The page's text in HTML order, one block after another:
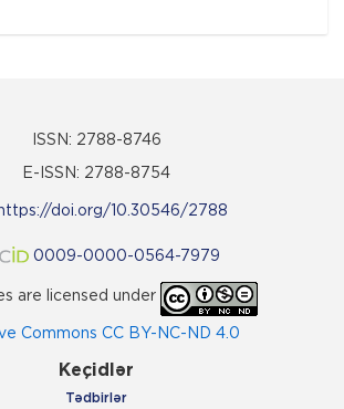
ISSN: 2788-8746
E-ISSN: 2788-8754
https://doi.org/10.30546/2788
0009-0000-0564-7979
are licensed under
Commons CC BY-NC-ND 4.0
Keçidlər
Tədbirlər